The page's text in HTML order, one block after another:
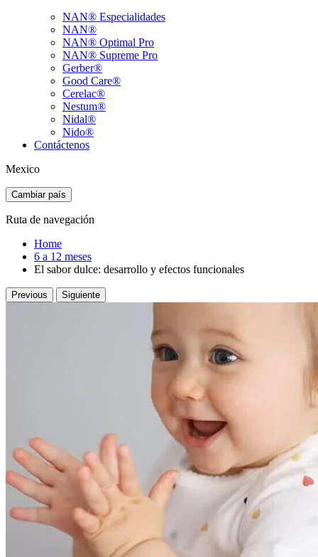
NAN® Especialidades
NAN®
NAN® Optimal Pro
NAN® Supreme Pro
Gerber®
Good Care®
Cerelac®
Nestum®
Nidal®
Nido®
Contáctenos
Mexico
Cambiar país
Ruta de navegación
Home
6 a 12 meses
El sabor dulce: desarrollo y efectos funcionales
Previous Siguiente